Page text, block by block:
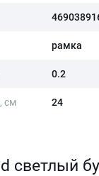
рамка
0.2
cм 24
светлый